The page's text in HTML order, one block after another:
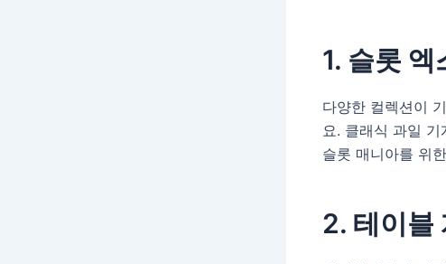
1. 슬롯
다양한 컬렉션이
요. 클래식 과일
슬롯 매니아를 위
2. 테이블